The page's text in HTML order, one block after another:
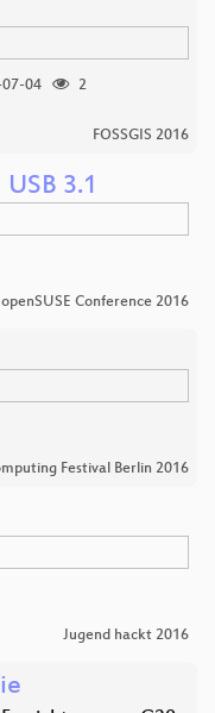
04
2
FOSSGIS 2016
3.1
openSUSE Conference 2016
Festival Berlin 2016
Jugend hackt 2016